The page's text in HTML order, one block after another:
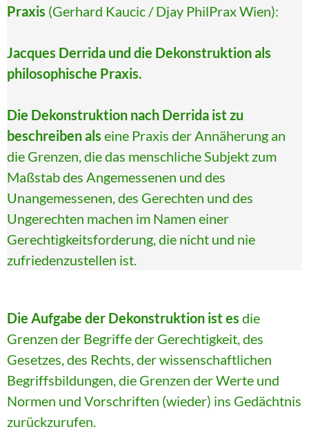
Praxis (Gerhard Kaucic / Djay PhilPrax Wien):
Jacques Derrida und die Dekonstruktion als
philosophische Praxis.
Die Dekonstruktion nach Derrida ist zu
beschreiben als eine Praxis der Annäherung an
die Grenzen, die das menschliche Subjekt zum
Maßstab des Angemessenen und des
Unangemessenen, des Gerechten und des
Ungerechten machen im Namen einer
Gerechtigkeitsforderung, die nicht und nie
zufriedenzustellen ist.
Die Aufgabe der Dekonstruktion ist es die
Grenzen der Begriffe der Gerechtigkeit, des
Gesetzes, des Rechts, der wissenschaftlichen
Begriffsbildungen, die Grenzen der Werte und
Normen und Vorschriften (wieder) ins Gedächtnis
zurückzurufen.